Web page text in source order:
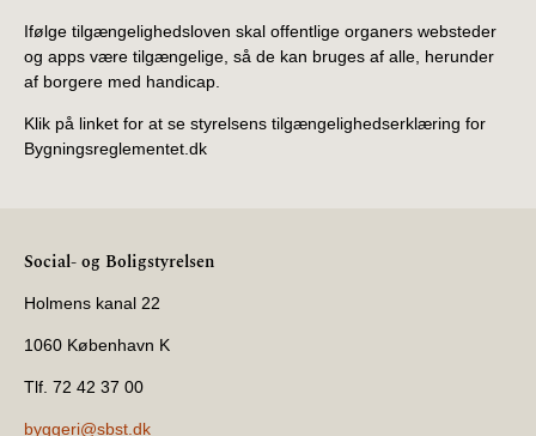
Ifølge tilgængelighedsloven skal offentlige organers websteder
og apps være tilgængelige, så de kan bruges af alle, herunder
af borgere med handicap.
Klik på linket for at se styrelsens tilgængelighedserklæring for
Bygningsreglementet.dk
Social- og Boligstyrelsen
Holmens kanal 22
1060 København K
Tlf. 72 42 37 00
byggeri@sbst.dk